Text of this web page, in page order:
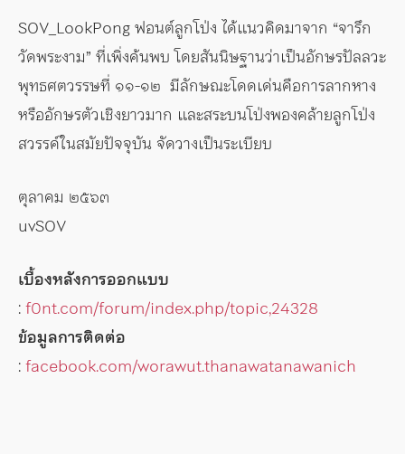
SOV_LookPong ฟอนต์ลูกโป่ง ได้แนวคิดมาจาก “จารึก
วัดพระงาม” ที่เพิ่งค้นพบ โดยสันนิษฐานว่าเป็นอักษรปัลลวะ
พุทธศตวรรษที่ ๑๑-๑๒ มีลักษณะโดดเด่นคือการลากหาง
หรืออักษรตัวเชิงยาวมาก และสระบนโป่งพองคล้ายลูกโป่ง
สวรรค์ในสมัยปัจจุบัน จัดวางเป็นระเบียบ
ตุลาคม ๒๕๖๓
uvSOV
เบื้องหลังการออกแบบ
:f0nt.com/forum/index.php/topic,24328
ข้อมูลการติดต่อ
:facebook.com/worawut.thanawatanawanich